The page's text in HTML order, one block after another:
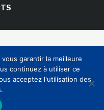
garantir la meilleure
continuez à utiliser ce
acceptez l'utilisation des